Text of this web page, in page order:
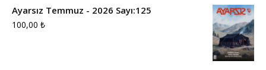
Ayarsız Temmuz - 2026 Sayı:125
100,00 ₺